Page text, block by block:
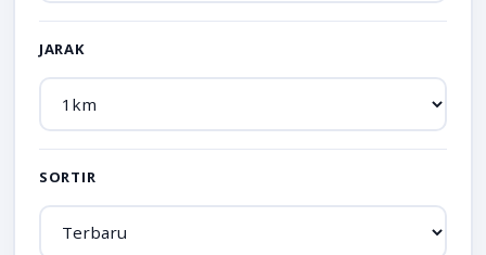
JARAK
SORTIR